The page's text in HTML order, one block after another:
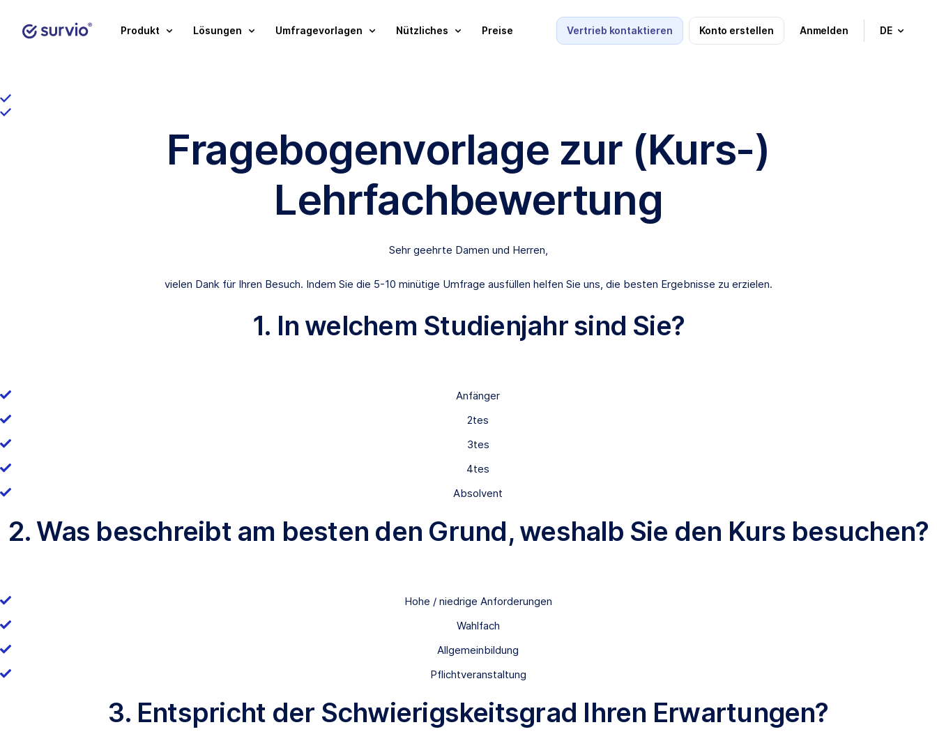
Vertrieb kontaktieren Konto erstellen Anmelden DE
Produkt Lösungen Umfragevorlagen Nützliches Preise
Fragebogenvorlage zur (Kurs-)
Lehrfachbewertung
Sehr geehrte Damen und Herren,
vielen Dank für Ihren Besuch. Indem Sie die 5-10 minütige Umfrage ausfüllen helfen Sie uns, die besten Ergebnisse zu erzielen.
1. In welchem Studienjahr sind Sie?
Anfänger
2tes
3tes
4tes
Absolvent
2. Was beschreibt am besten den Grund, weshalb Sie den Kurs besuchen?
Hohe / niedrige Anforderungen
Wahlfach
Allgemeinbildung
Pflichtveranstaltung
3. Entspricht der Schwierigskeitsgrad Ihren Erwartungen?